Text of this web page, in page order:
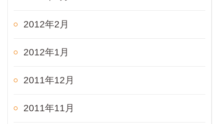
2012年2月
2012年1月
2011年12月
2011年11月